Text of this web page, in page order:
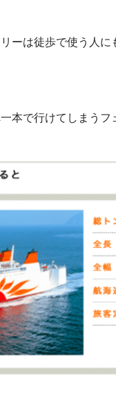
ーは徒歩で使う人に
本で行けてしまうフ